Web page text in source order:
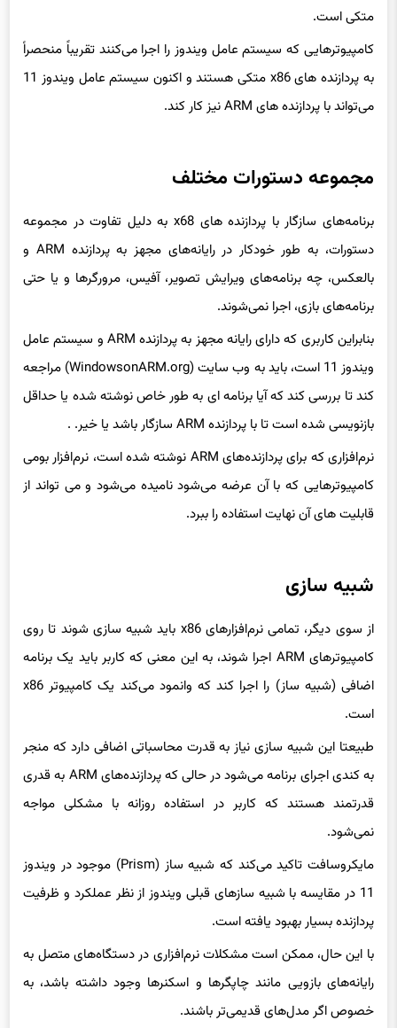
متکی است.
کامپیوترهایی که سیستم عامل ویندوز را اجرا می‌کنند تقریباً منحصراً
به پردازنده های x86 متکی هستند و اکنون سیستم عامل ویندوز 11
می‌تواند با پردازنده های ARM نیز کار کند.
مجموعه دستورات مختلف
برنامه‌های سازگار با پردازنده های x68 به دلیل تفاوت در مجموعه
دستورات، به طور خودکار در رایانه‌های مجهز به پردازنده ARM و
بالعکس، چه برنامه‌های ویرایش تصویر، آفیس، مرورگرها و یا حتی
برنامه‌های بازی، اجرا نمی‌شوند.
بنابراین کاربری که دارای رایانه مجهز به پردازنده ARM و سیستم عامل
ویندوز 11 است، باید به وب سایت (WindowsonARM.org) مراجعه
کند تا بررسی کند که آیا برنامه ای به طور خاص نوشته شده یا حداقل
بازنویسی شده است تا با پردازنده ARM سازگار باشد یا خیر. .
نرم‌افزاری که برای پردازنده‌های ARM نوشته شده است، نرم‌افزار بومی
کامپیوترهایی که با آن عرضه می‌شود نامیده می‌شود و می تواند از
قابلیت های آن نهایت استفاده را ببرد.
شبیه سازی
از سوی دیگر، تمامی نرم‌افزارهای x86 باید شبیه سازی شوند تا روی
کامپیوترهای ARM اجرا شوند، به این معنی که کاربر باید یک برنامه
اضافی (شبیه ساز) را اجرا کند که وانمود می‌کند یک کامپیوتر x86
است.
طبیعتا این شبیه سازی نیاز به قدرت محاسباتی اضافی دارد که منجر
به کندی اجرای برنامه می‌شود در حالی که پردازنده‌های ARM به قدری
قدرتمند هستند که کاربر در استفاده روزانه با مشکلی مواجه
نمی‌شود.
مایکروسافت تاکید می‌کند که شبیه ساز (Prism) موجود در ویندوز
11 در مقایسه با شبیه سازهای قبلی ویندوز از نظر عملکرد و ظرفیت
پردازنده بسیار بهبود یافته است.
با این حال، ممکن است مشکلات نرم‌افزاری در دستگاه‌های متصل به
رایانه‌های بازویی مانند چاپگرها و اسکنرها وجود داشته باشد، به
خصوص اگر مدل‌های قدیمی‌تر باشند.